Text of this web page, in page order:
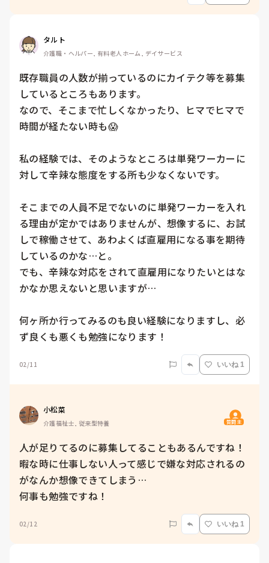
タルト
介護職・ヘルパー, 有料老人ホーム, デイサービス
既存職員の人数が揃っているのにカイテク等を募集
しているところもあります。
なので、そこまで忙しくなかったり、ヒマでヒマで
時間が経たない時も😱
私の経験では、そのようなところは単発ワーカーに
対して辛辣な態度をする所も少なくないです。
そこまでの人員不足でないのに単発ワーカーを入れ
る理由が定かではありませんが、想像するに、お試
しで稼働させて、あわよくば直雇用になる事を期待
しているのかな…と。
でも、辛辣な対応をされて直雇用になりたいとはな
かなか思えないと思いますが…
何ヶ所か行ってみるのも良い経験になりますし、必
ず良くも悪くも勉強になります！
02/11 いいね 1
小松菜
介護福祉士, 従来型特養 質問主
人が足りてるのに募集してることもあるんですね！
暇な時に仕事しない人って感じで嫌な対応されるの
がなんか想像できてしまう…
何事も勉強ですね！
02/12 いいね 1